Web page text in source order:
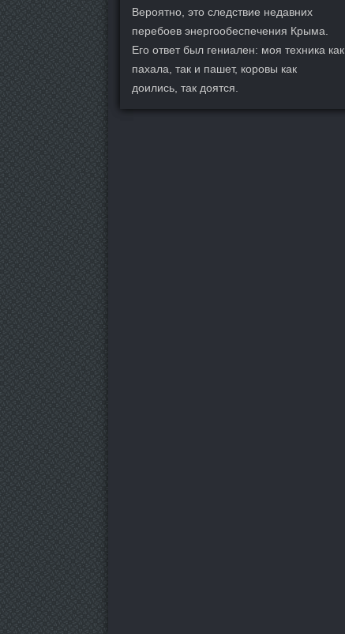
Вероятно, это следствие недавних
перебоев энергообеспечения Крыма.
Его ответ был гениален: моя техника как
пахала, так и пашет, коровы как
доились, так доятся.